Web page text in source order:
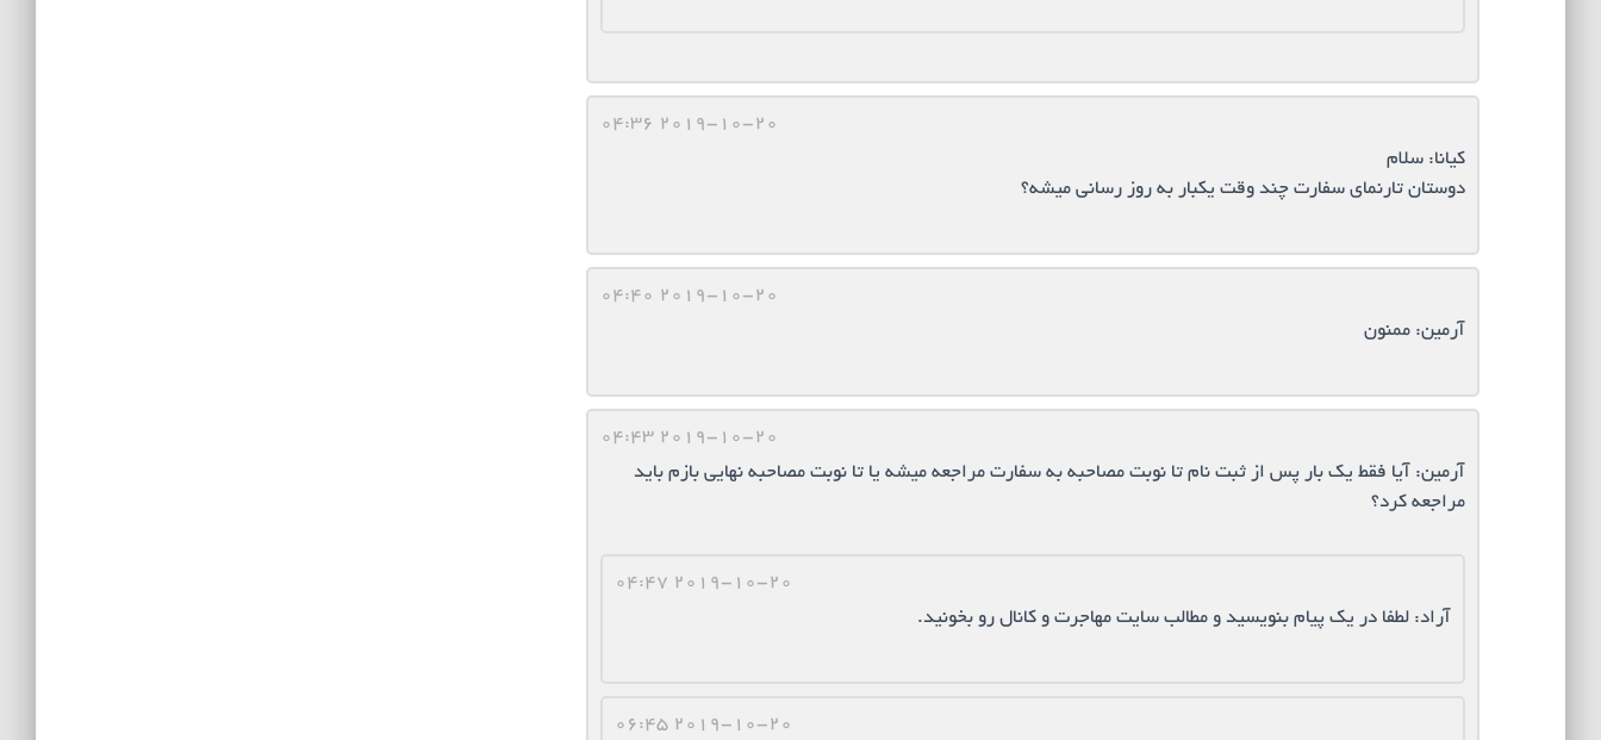
2019-10-20 04:36
کیانا: سلام
دوستان تارنمای سفارت چند وقت یکبار به روز رسانی میشه؟
2019-10-20 04:40
آرمین: ممنون
2019-10-20 04:43
آرمین: آیا فقط یک بار پس از ثبت نام تا نوبت مصاحبه به سفارت مراجعه میشه یا تا نوبت مصاحبه نهایی بازم باید
مراجعه کرد؟
2019-10-20 04:47
آراد: لطفا در یک پیام بنویسید و مطالب سایت مهاجرت و کانال رو بخونید.
2019-10-20 06:45